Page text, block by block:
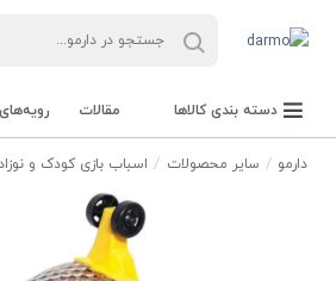
دسته بندی کالاها مقالات
دارمو سایر محصولات اسباب بازی کودک و